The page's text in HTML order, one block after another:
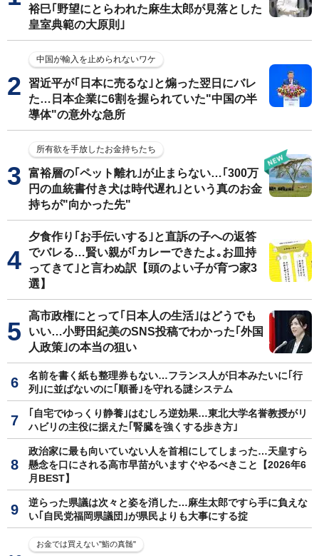
裕巳｢野望にとらわれた麻生太郎が見落とした
皇室典範の大原則｣
中国が輸入を止められないワケ
習近平が｢日本に売るな｣と煽った翌日にバレ
た…日本企業に6割を握られていた"中国の半
導体"の意外な急所
所有欲を手放したお金持ちたち
富裕層の｢ペット離れ｣が止まらない…｢300万
円の血統書付き犬は時代遅れ｣という真のお金
持ちが"向かった先"
夕食作り｢お手伝いする｣と直訴の子への返答
でバレる…賢い親が｢カレーできたよ｡お皿持
ってきて｣と言わぬ訳【頭のよい子が育つ家3
選】
高市政権にとって｢日本人の生活｣はどうでも
いい…小野田紀美のSNS投稿でわかった｢外国
人政策｣の本当の狙い
名前を書く紙も整理券もない…フランス人が日本みたいに｢行
列｣に並ばないのに｢順番｣を守れる謎システム
｢自宅でゆっくり静養｣はむしろ逆効果…東北大学名誉教授がリ
ハビリの主役に据えた｢腎臓を強くする歩き方｣
政治家に最も向いていない人を首相にしてしまった…天皇すら
懸念を口にされる高市早苗がいますぐやるべきこと【2026年6
月BEST】
逆らった県議は次々と姿を消した…麻生太郎ですら手に負えな
い｢自民党福岡県議団｣が県民よりも大事にする掟
お金では買えない"鮨の真髄"